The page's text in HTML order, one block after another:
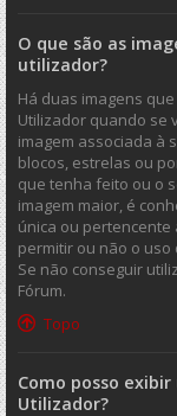
O que são as
utilizador?
Há duas imagens
Utilizador quando se
imagem associada à
blocos, estrelas ou
que tenha feito ou o
imagem maior, é
única ou pertencente
permitir ou não o
Se não conseguir
Fórum.
Topo
Como posso
Utilizador?